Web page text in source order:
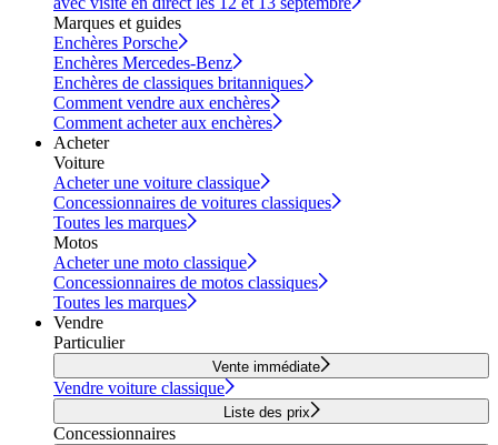
Marques et guides
Enchères Porsche
Enchères Mercedes-Benz
Enchères de classiques britanniques
Comment vendre aux enchères
Comment acheter aux enchères
Acheter
Voiture
Acheter une voiture classique
Concessionnaires de voitures classiques
Toutes les marques
Motos
Acheter une moto classique
Concessionnaires de motos classiques
Toutes les marques
Vendre
Particulier
Vente immédiate
Vendre voiture classique
Liste des prix
Concessionnaires